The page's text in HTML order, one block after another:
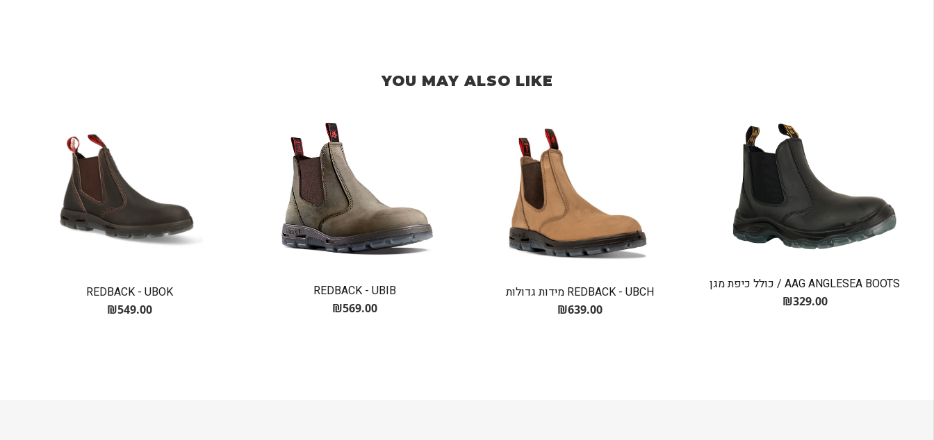
YOU MAY ALSO LIKE
AAG ANGLESEA BOOTS / כולל כיפת מגן
₪329.00
REDBACK - UBCH מידות גדולות
₪639.00
REDBACK - UBIB
₪569.00
REDBACK - UBOK
₪549.00